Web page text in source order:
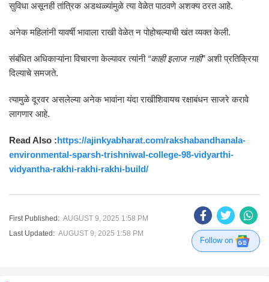
सुविधा असूनही तांत्रिक अडथळ्यांमुळे त्या वेळेत पाठवणे अशक्य ठरत आहे.
अनेक महिलांनी यावर्षी भावाला राखी वेळेत न पोहोचल्याची खंत व्यक्त केली.
संबंधित अधिकाऱ्यांना विचारणा केल्यावर त्यांनी “काही इलाज नाही”अशी प्रतिक्रिया
दिल्याचे समजते.
त्यामुळे दूरवर असलेल्या अनेक भावांना यंदा राखीशिवायच रक्षाबंधन साजरे करावे
लागणार आहे.
Read Also :https://ajinkyabharat.com/rakshabandhanala-
environmental-sparsh-trishniwal-college-98-vidyarthi-
vidyantha-rakhi-rakhi-rakhi-build/
First Published: AUGUST 9, 2025 1:58 PM
Last Updated: AUGUST 9, 2025 1:58 PM
Follow on